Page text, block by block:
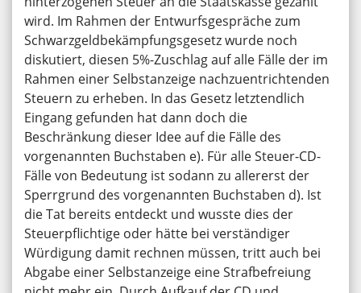
wird. Im Rahmen der Entwurfsgespräche zum
Schwarzgeldbekämpfungsgesetz wurde noch
diskutiert, diesen 5%-Zuschlag auf alle Fälle der im
Rahmen einer Selbstanzeige nachzuentrichtenden
Steuern zu erheben. In das Gesetz letztendlich
Eingang gefunden hat dann doch die
Beschränkung dieser Idee auf die Fälle des
vorgenannten Buchstaben e). Für alle Steuer-CD-
Fälle von Bedeutung ist sodann zu allererst der
Sperrgrund des vorgenannten Buchstaben d). Ist
die Tat bereits entdeckt und wusste dies der
Steuerpflichtige oder hätte bei verständiger
Würdigung damit rechnen müssen, tritt auch bei
Abgabe einer Selbstanzeige eine Strafbefreiung